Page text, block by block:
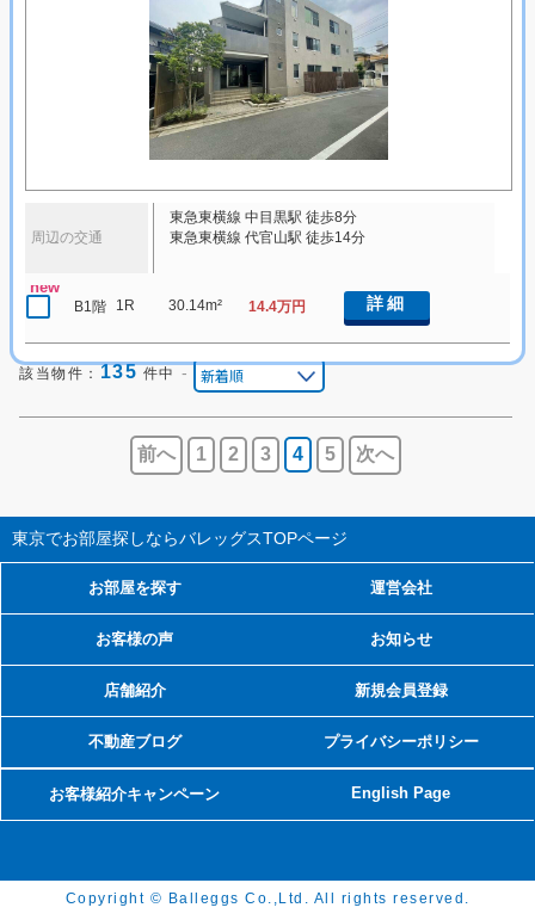
周辺の交通
東急東横線 中目黒駅 徒歩8分
東急東横線 代官山駅 徒歩14分
new
B1階 1R 30.14m² 14.4万円 詳細
該当物件： 135 件中 -
前へ 1 2 3 4 5 次へ
東京でお部屋探しならバレッグスTOPページ
お部屋を探す
お客様の声
店舗紹介
不動産ブログ
お客様紹介キャンペーン
運営会社
お知らせ
新規会員登録
プライバシーポリシー
English Page
Copyright © Balleggs Co.,Ltd. All rights reserved.